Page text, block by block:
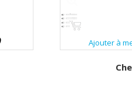
Ajouter à